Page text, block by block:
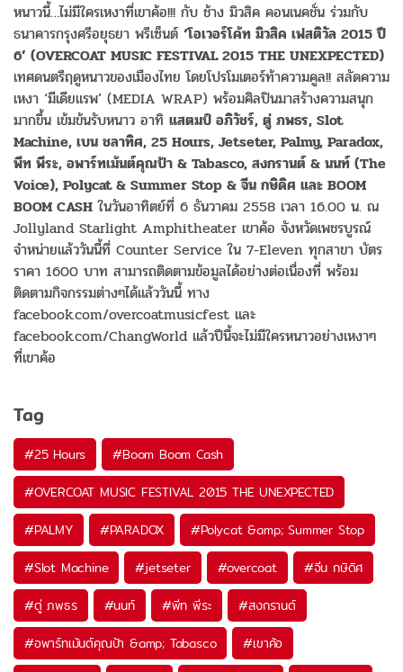
หนาวนี้…ไม่มีใครเหงาที่เขาค้อ!!! กับ ช้าง มิวสิค คอนเนคชั่น ร่วมกับ
ธนาคารกรุงศรีอยุธยา พรีเซ็นต์ ‘โอเวอร์โค้ท มิวสิค เฟสติวัล 2015 ปี
6’ (OVERCOAT MUSIC FESTIVAL 2015 THE UNEXPECTED)
เทศดนตรีฤดูหนาวของเมืองไทย โดยโปรโมเตอร์ท้าความคูล!! สลัดความ
เหงา ‘มีเดียแรพ’ (MEDIA WRAP) พร้อมศิลปินมาสร้างความสนุก
มากขึ้น เข้มข้นรับหนาว อาทิ แสตมป์ อภิวัชร์, ตู่ ภพธร, Slot
Machine, เบน ชลาทิศ, 25 Hours, Jetseter, Palmy, Paradox,
พีท พีระ, อพาร์ทเม้นต์คุณป้า & Tabasco, สงกรานต์ & นนท์ (The
Voice), Polycat & Summer Stop & จีน กษิดิศ และ BOOM
BOOM CASH ในวันอาทิตย์ที่ 6 ธันวาคม 2558 เวลา 16.00 น. ณ
Jollyland Starlight Amphitheater เขาค้อ จังหวัดเพชรบูรณ์
จำหน่ายแล้ววันนี้ที่ Counter Service ใน 7-Eleven ทุกสาขา บัตร
ราคา 1600 บาท สามารถติดตามข้อมูลได้อย่างต่อเนื่องที่ พร้อม
ติดตามกิจกรรมต่างๆได้แล้ววันนี้ ทาง
facebook.com/overcoatmusicfest และ
facebook.com/ChangWorld แล้วปีนี้จะไม่มีใครหนาวอย่างเหงาๆ
ที่เขาค้อ
Tag
#25 Hours #Boom Boom Cash
#OVERCOAT MUSIC FESTIVAL 2015 THE UNEXPECTED
#PALMY #PARADOX #Polycat &amp; Summer Stop
#Slot Machine #jetseter #overcoat #จีน กษิดิศ
#ตู่ ภพธร #นนท์ #พีท พีระ #สงกรานต์
#อพาร์ทเม้นต์คุณป้า &amp; Tabasco #เขาค้อ